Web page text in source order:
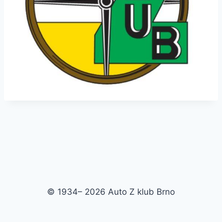
© 1934– 2026 Auto Z klub Brno